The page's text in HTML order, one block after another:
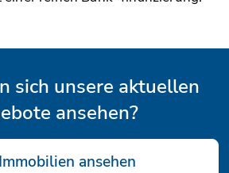
sich unsere aktuellen
ansehen?
ansehen